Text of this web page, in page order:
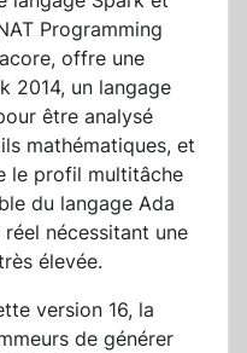
Programming
offre une
2014, un langage
être analysé
mathématiques, et
le profil multitâche
du langage Ada
nécessitant une
élevée.
version 16, la
de générer